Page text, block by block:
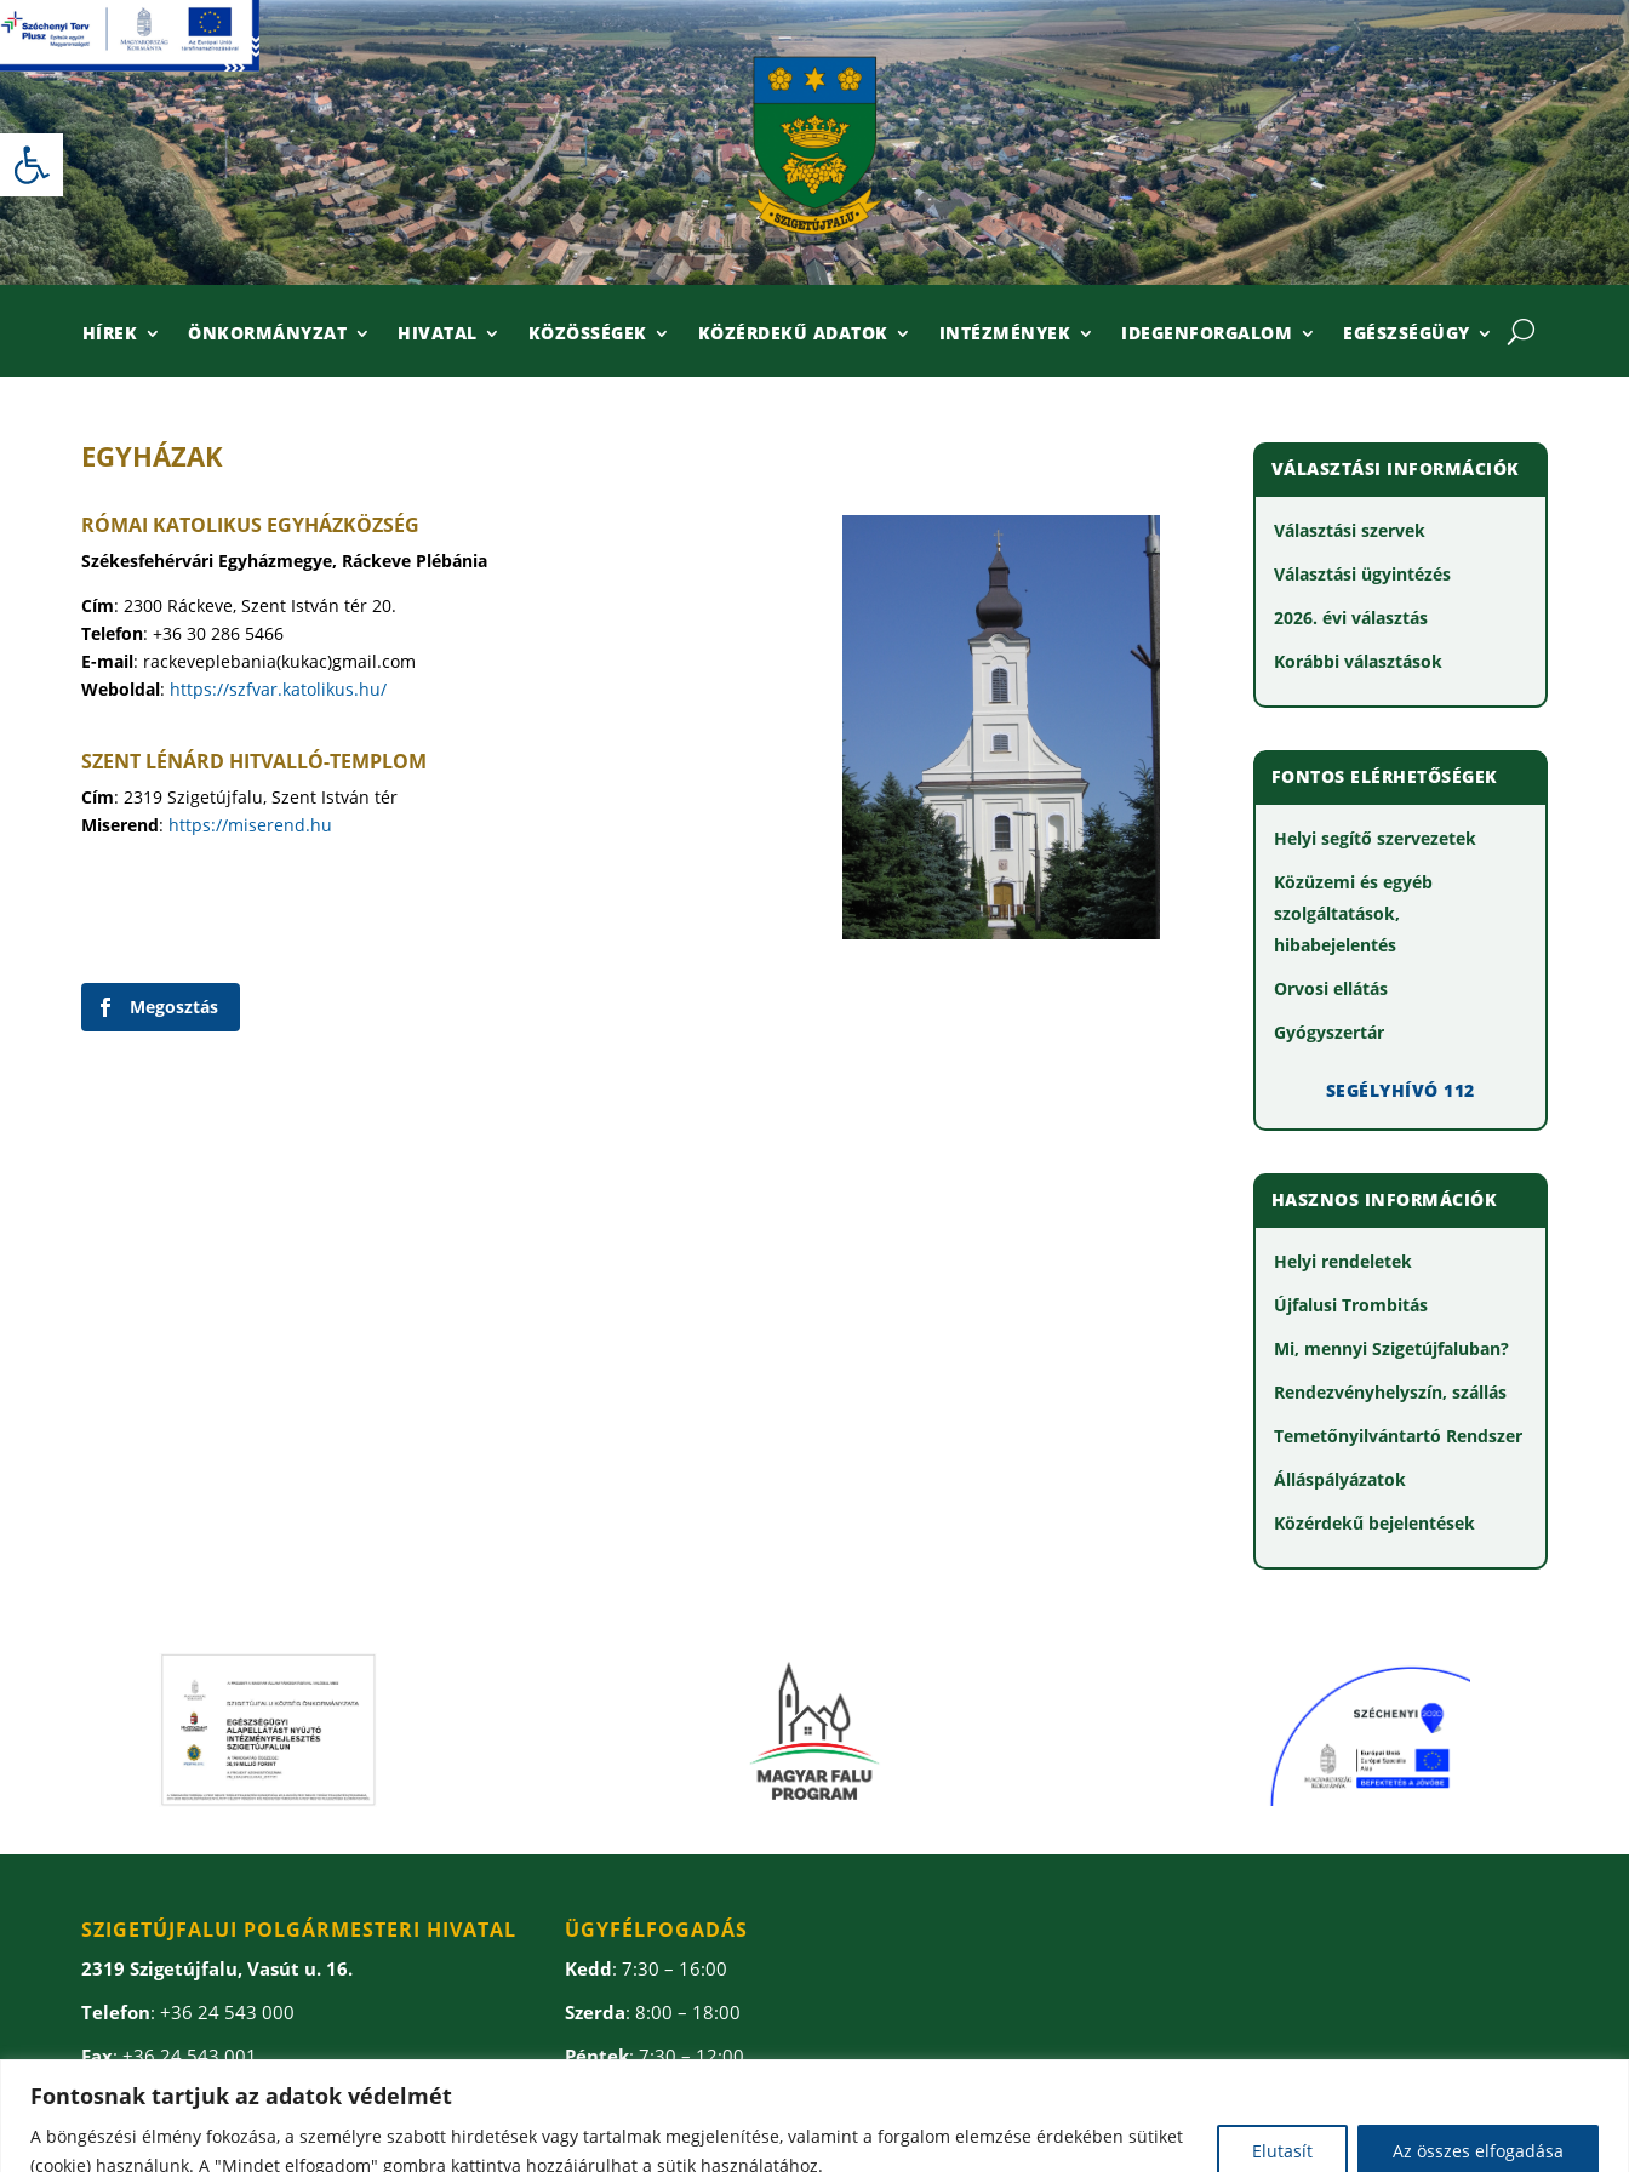
Skip
to
content
Eszköztár megnyitása
Fontosnak tartjuk az adatok védelmét
A böngészési élmény fokozása, a személyre szabott hirdetések vagy tartalmak megjelenítése, valamint a forgalom elemzése érdekében sütiket
(cookie) használunk. A "Mindet elfogadom" gombra kattintva hozzájárulhat a sütik használatához.
Elutasít Az összes elfogadása
HÍREK ÖNKORMÁNYZAT HIVATAL KÖZÖSSÉGEK KÖZÉRDEKŰ ADATOK INTÉZMÉNYEK IDEGENFORGALOM EGÉSZSÉGÜGY
EGYHÁZAK
RÓMAI KATOLIKUS EGYHÁZKÖZSÉG
Székesfehérvári Egyházmegye, Ráckeve Plébánia
Cím: 2300 Ráckeve, Szent István tér 20.
Telefon: +36 30 286 5466
E-mail: rackeveplebania(kukac)gmail.com
Weboldal: https://szfvar.katolikus.hu/
SZENT LÉNÁRD HITVALLÓ-TEMPLOM
Cím: 2319 Szigetújfalu, Szent István tér
Miserend: https://miserend.hu
Megosztás
VÁLASZTÁSI INFORMÁCIÓK
Választási szervek
Választási ügyintézés
2026. évi választás
Korábbi választások
FONTOS ELÉRHETŐSÉGEK
Helyi segítő szervezetek
Közüzemi és egyéb
szolgáltatások,
hibabejelentés
Orvosi ellátás
Gyógyszertár
SEGÉLYHÍVÓ 112
HASZNOS INFORMÁCIÓK
Helyi rendeletek
Újfalusi Trombitás
Mi, mennyi Szigetújfaluban?
Rendezvényhelyszín, szállás
Temetőnyilvántartó Rendszer
Álláspályázatok
Közérdekű bejelentések
SZIGETÚJFALUI POLGÁRMESTERI HIVATAL
2319 Szigetújfalu, Vasút u. 16.
Telefon: +36 24 543 000
Fax: +36 24 543 001
E-mail: onkormanyzat(kukac)szigetujfalu.hu

ÜGYFÉLFOGADÁS
Kedd: 7:30 – 16:00
Szerda: 8:00 – 18:00
Péntek: 7:30 – 12:00